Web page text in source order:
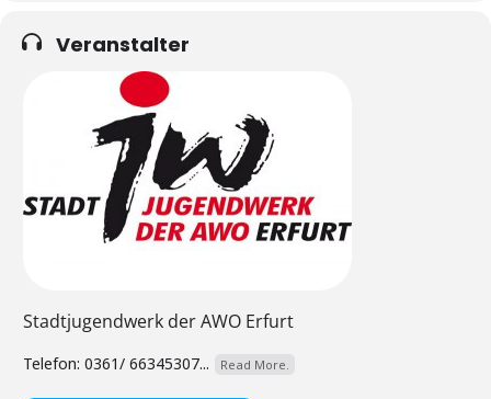
Veranstalter
Stadtjugendwerk der AWO Erfurt
Telefon: 0361/ 66345307... Read More.